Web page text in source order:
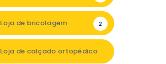
Loja de bricolagem 2
Loja de calçado ortopédico